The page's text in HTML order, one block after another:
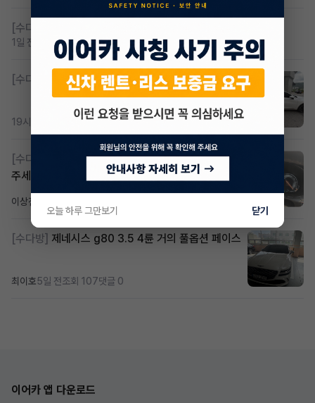
[수다방]
1일 전 조회 433댓글 2
[수다방] K8 하이브리드 (풀옵션) 758,780원
19시간 전 조회 390댓글 3
[수다방]
Gv70 승계자분 구합니다 지원금 협의연락
주세요
이상진
[수다방] 제네시스 g80 3.5 4륜 거의 풀옵션 페이스
최이호5일 전조회 107댓글 0
이어카 앱 다운로드
오늘 하루 그만보기 닫기